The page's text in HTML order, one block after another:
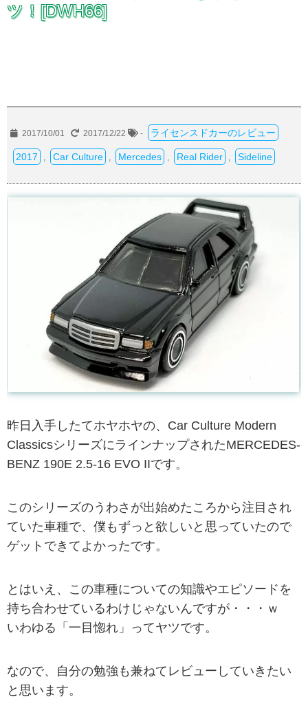
ツ！[DWH66]
2017/10/01 2017/12/22 - ライセンスドカーのレビュー
2017 Car Culture Mercedes Real Rider Sideline
昨日入手したてホヤホヤの、Car Culture Modern
ClassicsシリーズにラインナップされたMERCEDES-
BENZ 190E 2.5-16 EVO IIです。
このシリーズのうわさが出始めたころから注目され
ていた車種で、僕もずっと欲しいと思っていたので
ゲットできてよかったです。
とはいえ、この車種についての知識やエピソードを
持ち合わせているわけじゃないんですが・・・ｗ
いわゆる「一目惚れ」ってヤツです。
なので、自分の勉強も兼ねてレビューしていきたい
と思います。